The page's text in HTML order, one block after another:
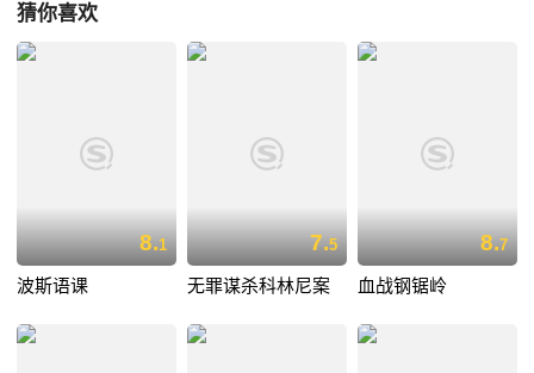
猜你喜欢
8.1
波斯语课
7.5
无罪谋杀科林尼案
8.7
血战钢锯岭